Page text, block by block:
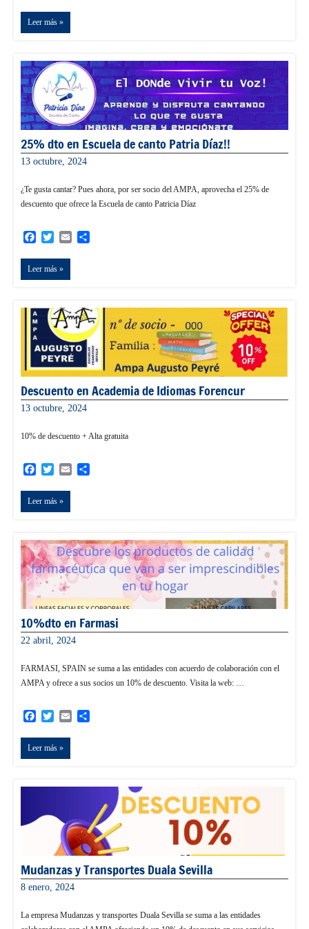
Leer más
25% dto en Escuela de canto Patria Díaz!!
13 octubre, 2024
¿Te gusta cantar? Pues ahora, por ser socio del AMPA, aprovecha el 25% de
descuento que ofrece la Escuela de canto Patricia Díaz
FacebookTwitterEmail
Leer más
Descuento en Academia de Idiomas Forencur
13 octubre, 2024
10% de descuento + Alta gratuita
FacebookTwitterEmail
Leer más
10%dto en Farmasi
22 abril, 2024
FARMASI, SPAIN se suma a las entidades con acuerdo de colaboración con el
AMPA y ofrece a sus socios un 10% de descuento. Visita la web: …
FacebookTwitterEmail
Leer más
Mudanzas y Transportes Duala Sevilla
8 enero, 2024
La empresa Mudanzas y transportes Duala Sevilla se suma a las entidades